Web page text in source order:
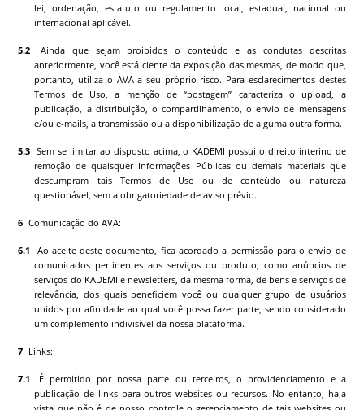
lei, ordenação, estatuto ou regulamento local, estadual, nacional ou
internacional aplicável.
Ainda que sejam proibidos o conteúdo e as condutas descritas
anteriormente, você está ciente da exposição das mesmas, de modo que,
portanto, utiliza o AVA a seu próprio risco. Para esclarecimentos destes
Termos de Uso, a menção de “postagem” caracteriza o upload, a
publicação, a distribuição, o compartilhamento, o envio de mensagens
e/ou e-mails, a transmissão ou a disponibilização de alguma outra forma.
Sem se limitar ao disposto acima, o KADEMI possui o direito interino de
remoção de quaisquer Informações Públicas ou demais materiais que
descumpram tais Termos de Uso ou de conteúdo ou natureza
questionável, sem a obrigatoriedade de aviso prévio.
Comunicação do AVA:
Ao aceite deste documento, fica acordado a permissão para o envio de
comunicados pertinentes aos serviços ou produto, como anúncios de
serviços do KADEMI e newsletters, da mesma forma, de bens e serviços de
relevância, dos quais beneficiem você ou qualquer grupo de usuários
unidos por afinidade ao qual você possa fazer parte, sendo considerado
um complemento indivisível da nossa plataforma.
Links:
É permitido por nossa parte ou terceiros, o providenciamento e a
publicação de links para outros websites ou recursos. No entanto, haja